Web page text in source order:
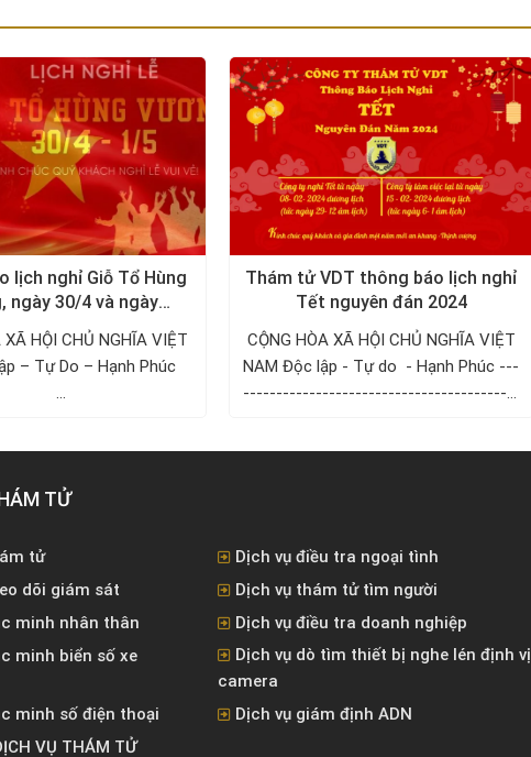
lịch nghỉ Giỗ Tổ Hùng
ngày 30/4 và ngày
1/5/2024
XÃ HỘI CHỦ NGHĨA VIỆT
– Tự Do – Hạnh Phúc
...
Thám tử VDT thông báo lịch nghỉ
Tết nguyên đán 2024
CỘNG HÒA XÃ HỘI CHỦ NGHĨA VIỆT
NAM Độc lập - Tự do - Hạnh Phúc ---
------------------------------------------
TỬ
tử
Dịch vụ điều tra ngoại tình
dõi giám sát
Dịch vụ thám tử tìm người
minh nhân thân
Dịch vụ điều tra doanh nghiệp
minh biển số xe
Dịch vụ dò tìm thiết bị nghe lén định vị
camera
minh số điện thoại
Dịch vụ giám định ADN
VỤ THÁM TỬ